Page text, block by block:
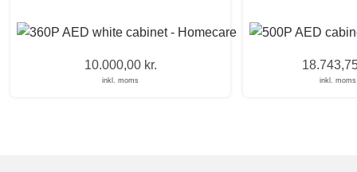
10.000,00 kr.
inkl. moms inkl. moms